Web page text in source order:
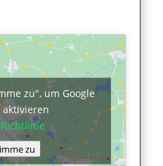
zu", um Google
zu